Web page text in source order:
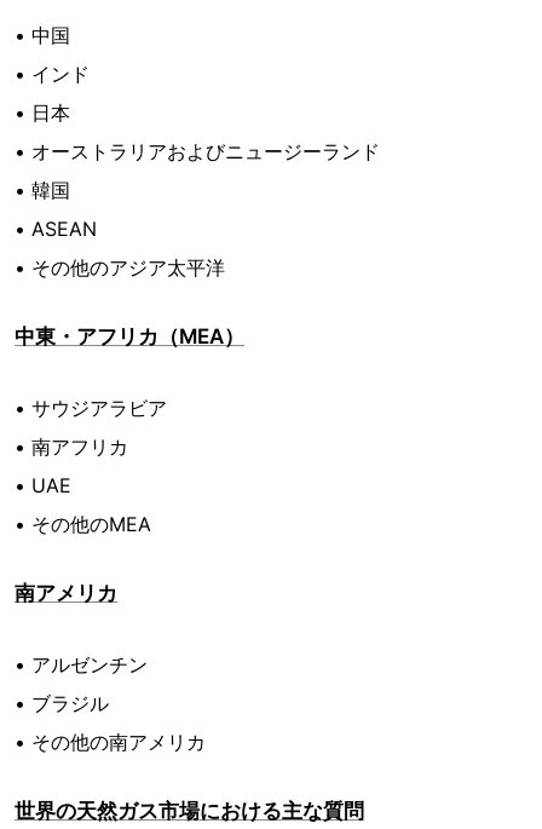
• 中国
• インド
• 日本
• オーストラリアおよびニュージーランド
• 韓国
• ASEAN
• その他のアジア太平洋
中東・アフリカ（MEA）
• サウジアラビア
• 南アフリカ
• UAE
• その他のMEA
南アメリカ
• アルゼンチン
• ブラジル
• その他の南アメリカ
世界の天然ガス市場における主な質問